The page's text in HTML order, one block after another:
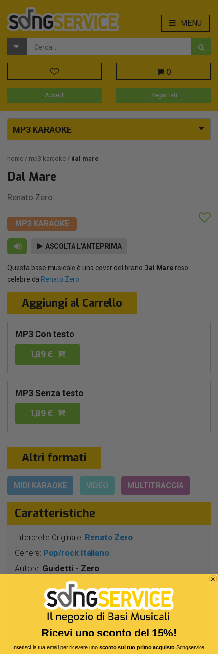
MENU
0
Accedi Registrati
MP3 KARAOKE
home mp3 karaoke dal mare
Dal Mare
Renato Zero
MP3 KARAOKE
ASCOLTA L'ANTEPRIMA
Questa base musicale è una cover del brano Dal Mare reso
celebre da Renato Zero
Aggiungi al Carrello
MP3 Con testo
1,89 €
MP3 Senza testo
1,89 €
Altri formati
MIDI KARAOKE VIDEO MULTITRACCIA
Caratteristiche
Interprete Originale: Renato Zero
Genere: Pop/rock Italiano
Autore: Guidetti - Zero
4 Min 37 Sec
Segnatura:4/4
Tonalità:MIb
Bitrate:320 Kbit/s
Ricevi uno sconto del 15%!
Inserisci la tua email per ricevere uno sconto sul tuo primo acquistoSongservice.